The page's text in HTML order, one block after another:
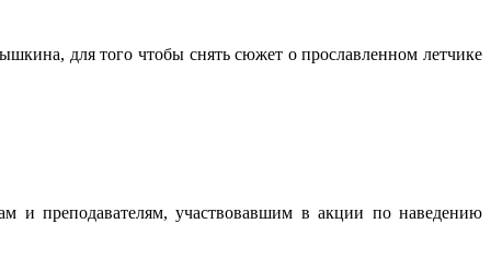
для того чтобы снять сюжет о прославленном летчике
и преподавателям, участвовавшим в акции по наведению